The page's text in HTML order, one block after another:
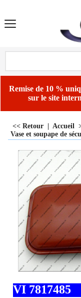
Remise de 10 %
sur le site
<< Retour Accueil
Vase et soupape de
VI 7817485